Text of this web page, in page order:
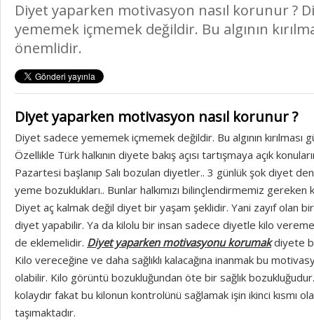
Diyet yaparken motivasyon nasıl korunur ?
yememek içmemek değildir. Bu algının
önemlidir.
Diyet yaparken motivasyon nasıl korunur ?
Diyet sadece yememek içmemek değildir. Bu algının kırılması
Özellikle Türk halkının diyete bakış açısı tartışmaya açık
Pazartesi başlanıp Salı bozulan diyetler.. 3 günlük şok diyet
yeme bozuklukları.. Bunlar halkımızı bilinçlendirmemiz gereken
Diyet aç kalmak değil diyet bir yaşam şeklidir. Yani zayıf olan bir
diyet yapabilir. Ya da kilolu bir insan sadece diyetle kilo
de eklemelidir. Diyet yaparken motivasyonu korumakdiyete
Kilo vereceğine ve daha sağlıklı kalacağına inanmak bu
olabilir. Kilo görüntü bozukluğundan öte bir sağlık
kolaydır fakat bu kilonun kontrolünü sağlamak işin ikinci kısmı
taşımaktadır.